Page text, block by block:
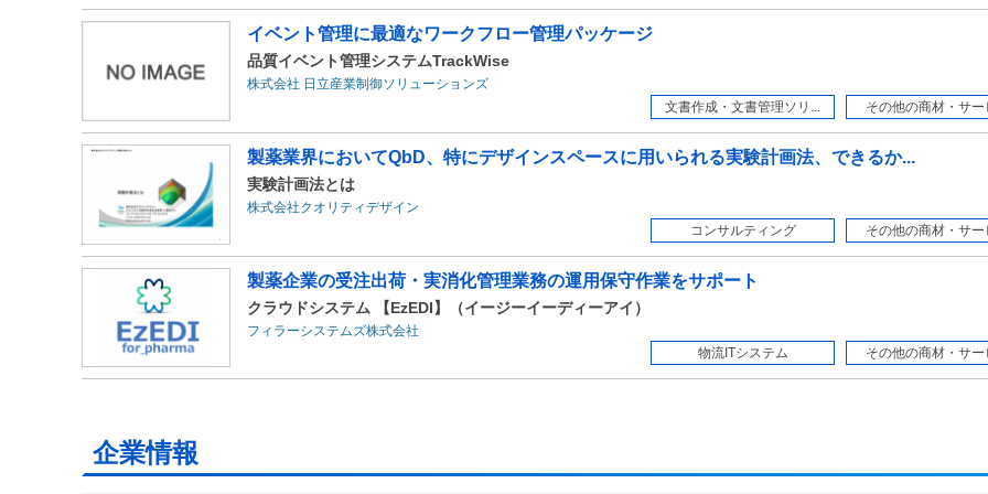
イベント管理に最適なワークフロー管理パッケージ
品質イベント管理システムTrackWise
株式会社 日立産業制御ソリューションズ
文書作成・文書管理ソリ...
その他の商材・サー
製薬業界においてQbD、特にデザインスペースに用いられる実験計画法、できるか...
実験計画法とは
株式会社クオリティデザイン
コンサルティング
その他の商材・サー
製薬企業の受注出荷・実消化管理業務の運用保守作業をサポート
クラウドシステム 【EzEDI】（イージーイーディーアイ）
フィラーシステムズ株式会社
物流ITシステム
その他の商材・サー
企業情報